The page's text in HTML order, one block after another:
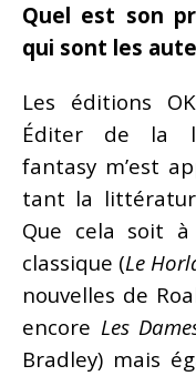
Quel est son
qui sont les
Les éditions
Éditer de la
fantasy m’est
tant la
Que cela soit
classique (Le
nouvelles de
encore Les
Bradley) mais